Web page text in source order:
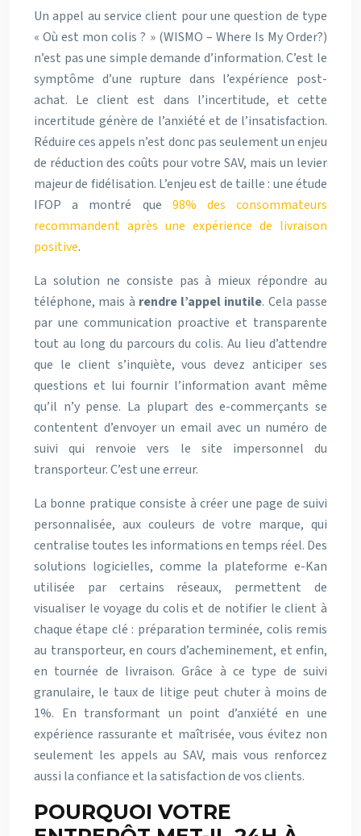
Un appel au service client pour une question de type
« Où est mon colis ? » (WISMO – Where Is My Order?)
n’est pas une simple demande d’information. C’est le
symptôme d’une rupture dans l’expérience post-
achat. Le client est dans l’incertitude, et cette
incertitude génère de l’anxiété et de l’insatisfaction.
Réduire ces appels n’est donc pas seulement un enjeu
de réduction des coûts pour votre SAV, mais un levier
majeur de fidélisation. L’enjeu est de taille : une étude
IFOP a montré que 98% des consommateurs
recommandent après une expérience de livraison
positive.
La solution ne consiste pas à mieux répondre au
téléphone, mais à rendre l’appel inutile. Cela passe
par une communication proactive et transparente
tout au long du parcours du colis. Au lieu d’attendre
que le client s’inquiète, vous devez anticiper ses
questions et lui fournir l’information avant même
qu’il n’y pense. La plupart des e-commerçants se
contentent d’envoyer un email avec un numéro de
suivi qui renvoie vers le site impersonnel du
transporteur. C’est une erreur.
La bonne pratique consiste à créer une page de suivi
personnalisée, aux couleurs de votre marque, qui
centralise toutes les informations en temps réel. Des
solutions logicielles, comme la plateforme e-Kan
utilisée par certains réseaux, permettent de
visualiser le voyage du colis et de notifier le client à
chaque étape clé : préparation terminée, colis remis
au transporteur, en cours d’acheminement, et enfin,
en tournée de livraison. Grâce à ce type de suivi
granulaire, le taux de litige peut chuter à moins de
1%. En transformant un point d’anxiété en une
expérience rassurante et maîtrisée, vous évitez non
seulement les appels au SAV, mais vous renforcez
aussi la confiance et la satisfaction de vos clients.
POURQUOI VOTRE